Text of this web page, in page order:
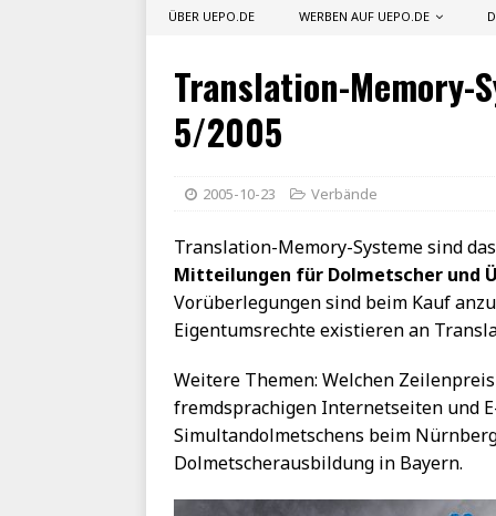
ÜBER UEPO.DE WERBEN AUF UEPO.DE
Translation-Memory-
5/2005
2005-10-23 Verbände
Translation-Memory-Systeme sind
Mitteilungen für Dolmetscher und
Vorüberlegungen sind beim Kauf
Eigentumsrechte existieren an
Weitere Themen: Welchen
fremdsprachigen Internetseiten und
Simultandolmetschens beim
Dolmetscherausbildung in Bayern.